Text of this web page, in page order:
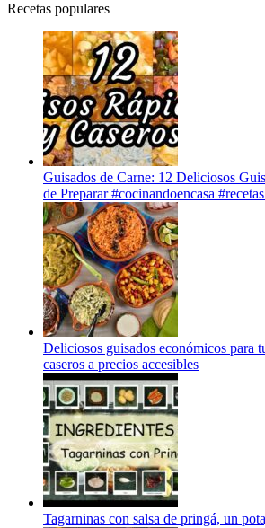
Recetas populares
Guisados de Carne: 12 Deliciosos
de Preparar #cocinandoencasa
Deliciosos guisados económicos para
caseros a precios accesibles
Tagarninas con salsa de pringá, un